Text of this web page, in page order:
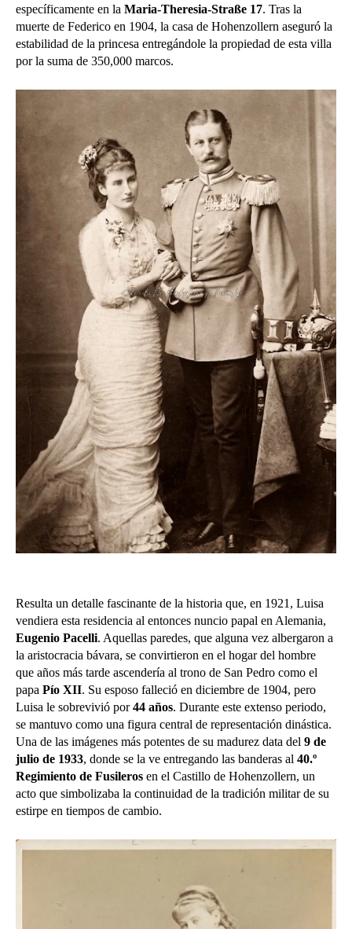
específicamente en la Maria-Theresia-Straße 17. Tras la
muerte de Federico en 1904, la casa de Hohenzollern aseguró la
estabilidad de la princesa entregándole la propiedad de esta villa
por la suma de 350,000 marcos.
Resulta un detalle fascinante de la historia que, en 1921, Luisa
vendiera esta residencia al entonces nuncio papal en Alemania,
Eugenio Pacelli. Aquellas paredes, que alguna vez albergaron a
la aristocracia bávara, se convirtieron en el hogar del hombre
que años más tarde ascendería al trono de San Pedro como el
papa Pío XII. Su esposo falleció en diciembre de 1904, pero
Luisa le sobrevivió por44 años. Durante este extenso periodo,
se mantuvo como una figura central de representación dinástica.
Una de las imágenes más potentes de su madurez data del 9 de
julio de 1933, donde se la ve entregando las banderas al 40.º
Regimiento de Fusileros en el Castillo de Hohenzollern, un
acto que simbolizaba la continuidad de la tradición militar de su
estirpe en tiempos de cambio.